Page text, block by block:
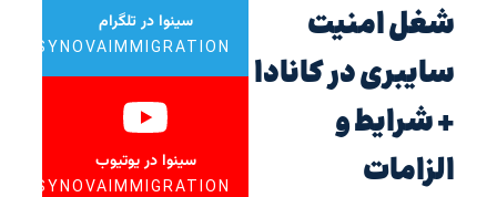
شغل امنیت
سایبری در کانادا
+ شرایط و
الزامات
سینوا در تلگرام
SYNOVAIMMIGRATION
سینوا در یوتیوب
SYNOVAIMMIGRATION